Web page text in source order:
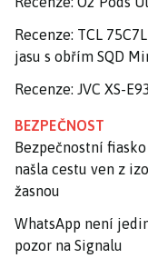
Recenze: TCL
jasu s obřím SQD
Recenze: JVC XS-
BEZPEČNOST
Bezpečnostní
našla cestu ven z
žasnou
WhatsApp není
pozor na Signalu